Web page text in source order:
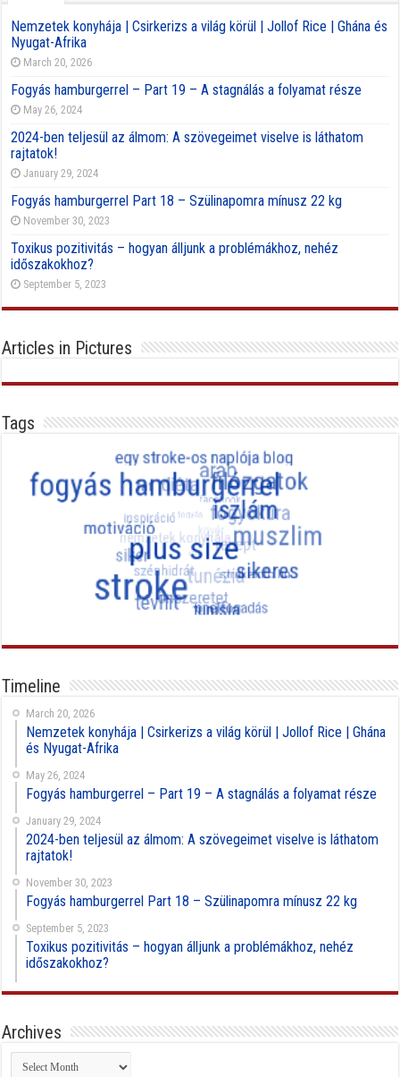
Nemzetek konyhája | Csirkerizs a világ körül | Jollof Rice | Ghána és
Nyugat-Afrika
March 20, 2026
Fogyás hamburgerrel – Part 19 – A stagnálás a folyamat része
May 26, 2024
2024-ben teljesül az álmom: A szövegeimet viselve is láthatom
rajtatok!
January 29, 2024
Fogyás hamburgerrel Part 18 – Szülinapomra mínusz 22 kg
November 30, 2023
Toxikus pozitivitás – hogyan álljunk a problémákhoz, nehéz
időszakokhoz?
September 5, 2023
Articles in Pictures
Tags
Timeline
March 20, 2026
Nemzetek konyhája | Csirkerizs a világ körül | Jollof Rice | Ghána
és Nyugat-Afrika
May 26, 2024
Fogyás hamburgerrel – Part 19 – A stagnálás a folyamat része
January 29, 2024
2024-ben teljesül az álmom: A szövegeimet viselve is láthatom
rajtatok!
November 30, 2023
Fogyás hamburgerrel Part 18 – Szülinapomra mínusz 22 kg
September 5, 2023
Toxikus pozitivitás – hogyan álljunk a problémákhoz, nehéz
időszakokhoz?
Archives
Archives